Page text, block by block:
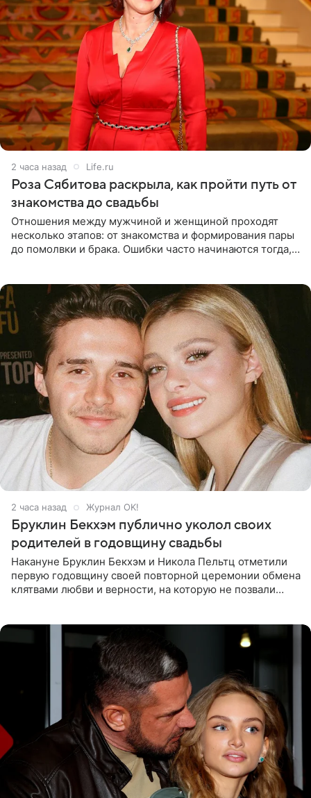
2 часа назад Life.ru
Роза Сябитова раскрыла, как пройти путь от
знакомства до свадьбы
Отношения между мужчиной и женщиной проходят
несколько этапов: от знакомства и формирования пары
до помолвки и брака. Ошибки часто начинаются тогда,
2 часа назад Журнал OK!
Бруклин Бекхэм публично уколол своих
родителей в годовщину свадьбы
Накануне Бруклин Бекхэм и Никола Пельтц отметили
первую годовщину своей повторной церемонии обмена
клятвами любви и верности, на которую не позвали